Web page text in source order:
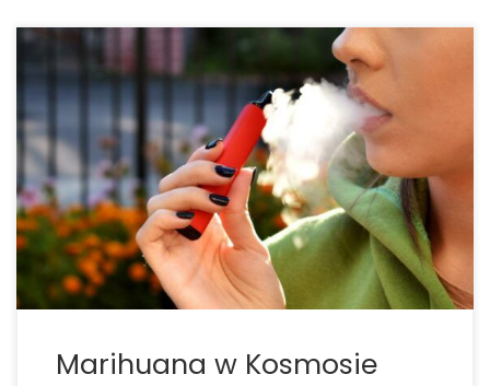
Marihuana w kosmosie: Coraz bliższa
rzeczywistość? Pomysł uprawy roślin w przestrzeni
kosmicznej jest prawdopodobnie tak stary, jak
pomysł odwiedzenia tego trudnego środowiska. W
rzeczywistości od początku wyścigu kosmicznego,
w środku zimnej wojny między USA i ZSRR, naukowcy
i inżynierowie mieli […]
Marihuana w Kosmosie